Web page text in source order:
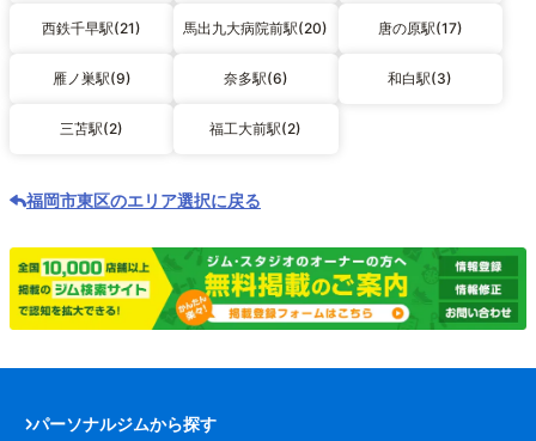
西鉄千早駅(21) 馬出九大病院前駅(20) 唐の原駅(17)
雁ノ巣駅(9) 奈多駅(6) 和白駅(3)
三苫駅(2) 福工大前駅(2)
福岡市東区のエリア選択に戻る
パーソナルジムから探す